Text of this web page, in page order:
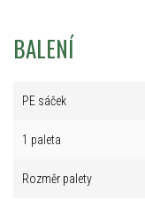
BALENÍ
PE sáček
1 paleta
Rozměr palety